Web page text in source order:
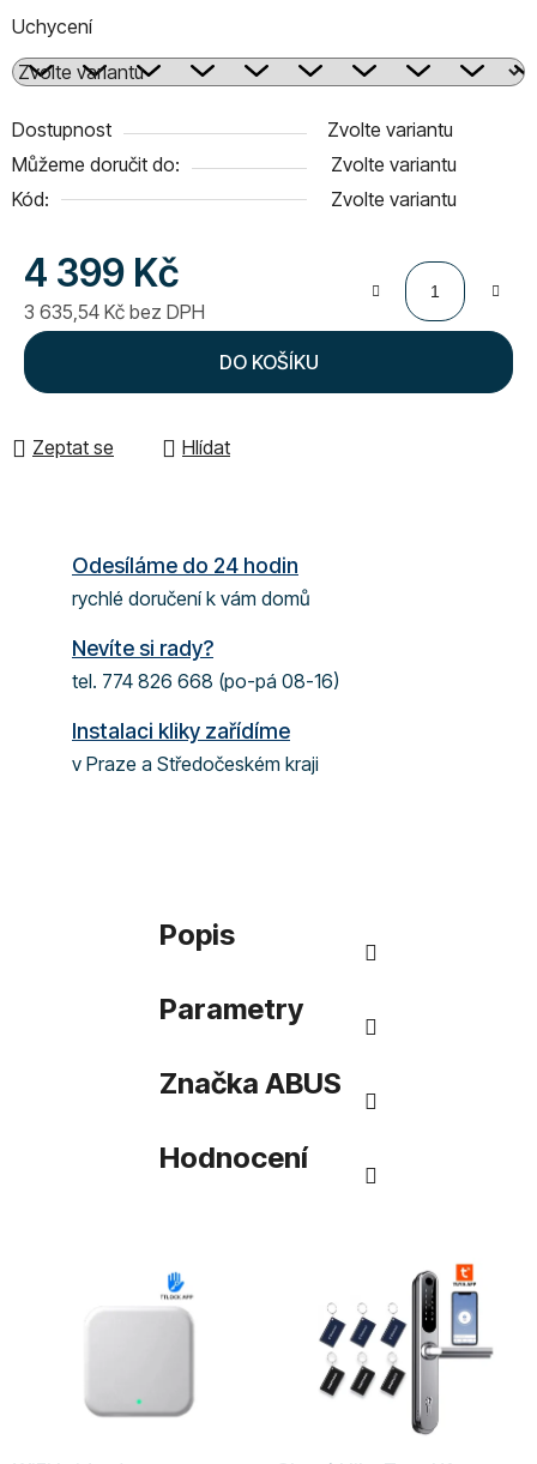
Uchycení
Dostupnost
Zvolte variantu
Můžeme doručit do:
Zvolte variantu
Kód:
Zvolte variantu
4 399 Kč
3 635,54 Kč bez DPH
Měrná cena:
DO KOŠÍKU
Zeptat se Hlídat
Odesíláme do 24 hodin
rychlé doručení k vám domů
Nevíte si rady?
tel. 774 826 668 (po-pá 08-16)
Instalaci kliky zařídíme
v Praze a Středočeském kraji
Popis
Parametry
Značka ABUS
Hodnocení